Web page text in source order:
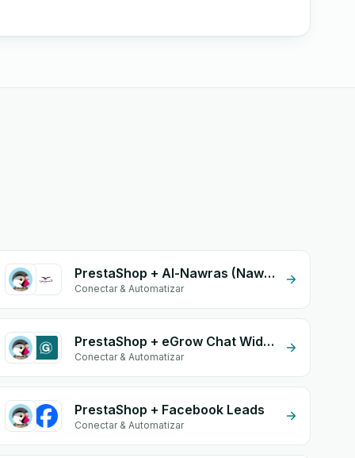
PrestaShop + Al-Nawras (Nawris)
Conectar & Automatizar
PrestaShop + eGrow Chat Widget
Conectar & Automatizar
PrestaShop + Facebook Leads
Conectar & Automatizar